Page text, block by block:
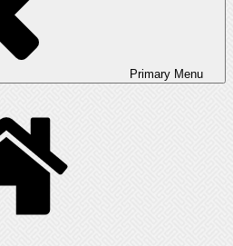
Primary Menu